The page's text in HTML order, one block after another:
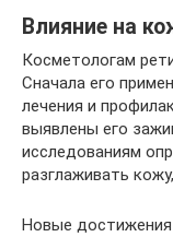
Влияние на
Косметологам
Сначала его
лечения и
выявлены его
исследованиям
разглаживать
Новые достижения